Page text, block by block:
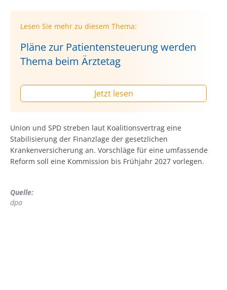
Lesen Sie mehr zu diesem Thema:
Pläne zur Patientensteuerung werden
Thema beim Ärztetag
Jetzt lesen
Union und SPD streben laut Koalitionsvertrag eine
Stabilisierung der Finanzlage der gesetzlichen
Krankenversicherung an. Vorschläge für eine umfassende
Reform soll eine Kommission bis Frühjahr 2027 vorlegen.
Quelle:
dpa